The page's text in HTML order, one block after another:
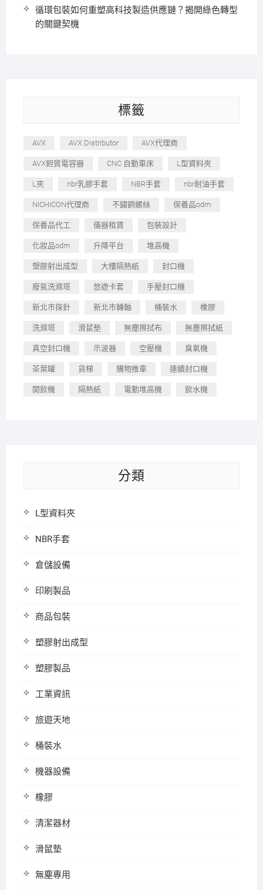
循環包裝如何重塑高科技製造供應鏈？揭開綠色轉型
的關鍵契機
標籤
AVX AVX Distributor AVX代理商
AVX鉭質電容器 CNC 自動車床 L型資料夾
L夾 nbr乳膠手套 NBR手套 nbr耐油手套
NICHICON代理商 不鏽鋼螺絲 保養品odm
保養品代工 儀器租賃 包裝設計
化妝品odm 升降平台 堆高機
塑膠射出成型 大樓隔熱紙 封口機
廢氣洗滌塔 悠遊卡套 手壓封口機
新北市探針 新北市轉軸 桶裝水 橡膠
洗滌塔 滑鼠墊 無塵擦拭布 無塵擦拭紙
真空封口機 示波器 空壓機 臭氧機
茶葉罐 貨梯 購物推車 連續封口機
開飲機 隔熱紙 電動堆高機 飲水機
分類
L型資料夾
NBR手套
倉儲設備
印刷製品
商品包裝
塑膠射出成型
塑膠製品
工業資訊
旅遊天地
桶裝水
機器設備
橡膠
清潔器材
滑鼠墊
無塵專用